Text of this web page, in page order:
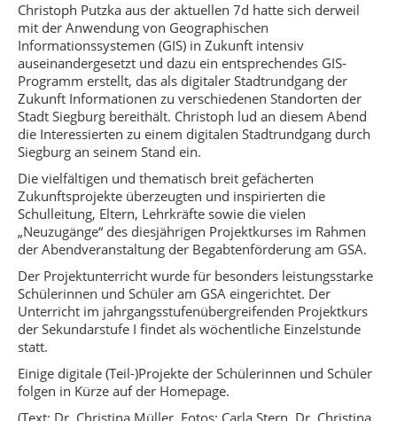
Christoph Putzka aus der aktuellen 7d hatte sich derweil
mit der Anwendung von Geographischen
Informationssystemen (GIS) in Zukunft intensiv
auseinandergesetzt und dazu ein entsprechendes GIS-
Programm erstellt, das als digitaler Stadtrundgang der
Zukunft Informationen zu verschiedenen Standorten der
Stadt Siegburg bereithält. Christoph lud an diesem Abend
die Interessierten zu einem digitalen Stadtrundgang durch
Siegburg an seinem Stand ein.
Die vielfältigen und thematisch breit gefächerten
Zukunftsprojekte überzeugten und inspirierten die
Schulleitung, Eltern, Lehrkräfte sowie die vielen
„Neuzugänge“ des diesjährigen Projektkurses im Rahmen
der Abendveranstaltung der Begabtenförderung am GSA.
Der Projektunterricht wurde für besonders leistungsstarke
Schülerinnen und Schüler am GSA eingerichtet. Der
Unterricht im jahrgangsstufenübergreifenden Projektkurs
der Sekundarstufe I findet als wöchentliche Einzelstunde
statt.
Einige digitale (Teil-)Projekte der Schülerinnen und Schüler
folgen in Kürze auf der Homepage.